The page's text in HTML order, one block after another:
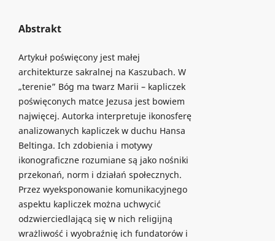
Abstrakt
Artykuł poświęcony jest małej
architekturze sakralnej na Kaszubach. W
„terenie” Bóg ma twarz Marii – kapliczek
poświęconych matce Jezusa jest bowiem
najwięcej. Autorka interpretuje ikonosferę
analizowanych kapliczek w duchu Hansa
Beltinga. Ich zdobienia i motywy
ikonograficzne rozumiane są jako nośniki
przekonań, norm i działań społecznych.
Przez wyeksponowanie komunikacyjnego
aspektu kapliczek można uchwycić
odzwierciedlającą się w nich religijną
wrażliwość i wyobraźnię ich fundatorów i